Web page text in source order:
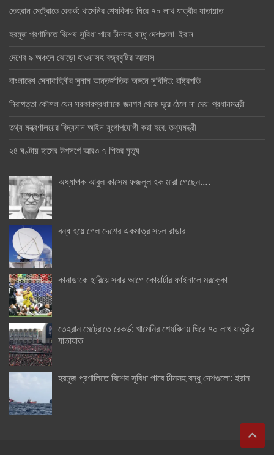
তেহরান মেট্রোতে রেকর্ড: খামেনির শেষবিদায় ঘিরে ৭০ লাখ যাত্রীর যাতায়াত
হরমুজ প্রণালিতে বিশেষ সুবিধা পাবে চীনসহ বন্ধু দেশগুলো: ইরান
দেশের ৯ অঞ্চলে ঝোড়ো হাওয়াসহ বজ্রবৃষ্টির আভাস
বাংলাদেশ সেনাবাহিনীর সুনাম আন্তর্জাতিক অঙ্গনে সুবিদিত: রাষ্ট্রপতি
নিরাপত্তা কৌশল যেন সরকারপ্রধানকে জনগণ থেকে দূরে ঠেলে না দেয়: প্রধানমন্ত্রী
তথ্য মন্ত্রণালয়ের বিদ্যমান আইন যুগোপযোগী করা হবে: তথ্যমন্ত্রী
২৪ ঘণ্টায় হামের উপসর্গে আরও ৭ শিশুর মৃত্যু
অধ্যাপক আবুল কাসেম ফজলুল হক মারা গেছেন….
বন্ধ হয়ে গেল দেশের একমাত্র সচল রাডার
কানাডাকে হারিয়ে সবার আগে কোয়ার্টার ফাইনালে মরক্কো
তেহরান মেট্রোতে রেকর্ড: খামেনির শেষবিদায় ঘিরে ৭০ লাখ যাত্রীর
যাতায়াত
হরমুজ প্রণালিতে বিশেষ সুবিধা পাবে চীনসহ বন্ধু দেশগুলো: ইরান